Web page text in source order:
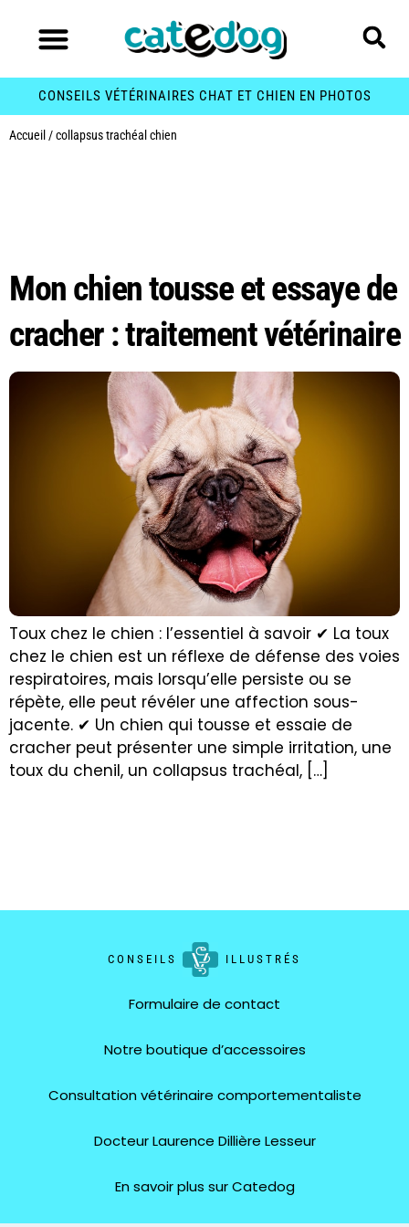
CONSEILS VÉTÉRINAIRES CHAT ET CHIEN EN PHOTOS
Accueil /collapsus trachéal chien
Mon chien tousse et essaye de
cracher : traitement vétérinaire
Toux chez le chien : l’essentiel à savoir ✔ La toux
chez le chien est un réflexe de défense des voies
respiratoires, mais lorsqu’elle persiste ou se
répète, elle peut révéler une affection sous-
jacente. ✔ Un chien qui tousse et essaie de
cracher peut présenter une simple irritation, une
toux du chenil, un collapsus trachéal, […]
CONSEILS ILLUSTRÉS
Formulaire de contact
Notre boutique d’accessoires
Consultation vétérinaire comportementaliste
Docteur Laurence Dillière Lesseur
En savoir plus sur Catedog